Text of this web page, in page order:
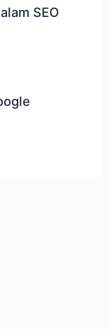
SEO